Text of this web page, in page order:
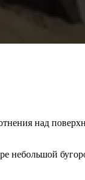
над
небольшой